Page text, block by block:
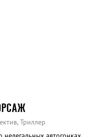
Триллер